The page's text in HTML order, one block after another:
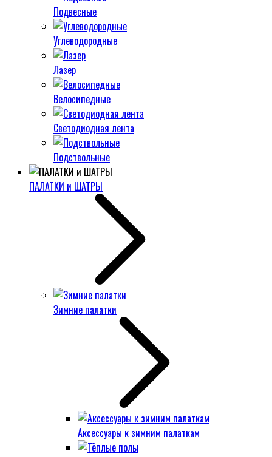
Подвесные
Углеводородные
Лазер
Велосипедные
Светодиодная лента
Подствольные
ПАЛАТКИ и ШАТРЫ
Зимние палатки
Аксессуары к зимним палаткам